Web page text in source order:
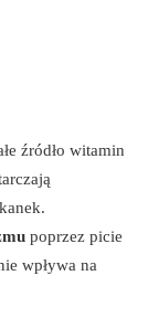
źródło witamin
poprzez picie
wpływa na